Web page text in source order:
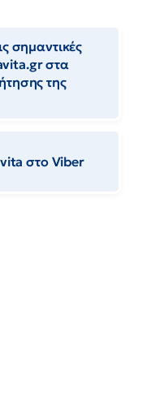
σημαντικές
στα
της
στο Viber